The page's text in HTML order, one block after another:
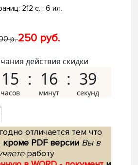
212 с. : 6 ил.
р.250 руб.
действия скидки
15 16 38
отличается тем что
кроме PDF версии Вы в
работу